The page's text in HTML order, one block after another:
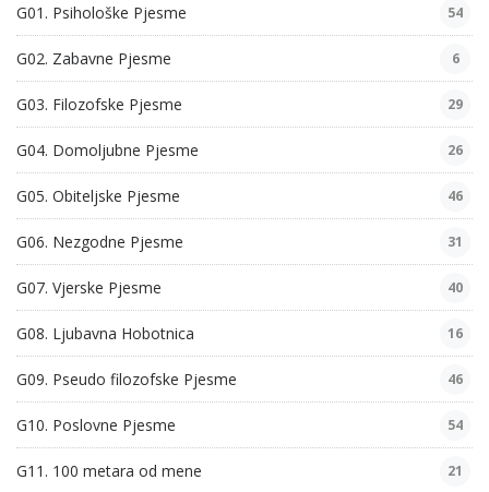
G01. Psihološke Pjesme 54
G02. Zabavne Pjesme 6
G03. Filozofske Pjesme 29
G04. Domoljubne Pjesme 26
G05. Obiteljske Pjesme 46
G06. Nezgodne Pjesme 31
G07. Vjerske Pjesme 40
G08. Ljubavna Hobotnica 16
G09. Pseudo filozofske Pjesme 46
G10. Poslovne Pjesme 54
G11. 100 metara od mene 21